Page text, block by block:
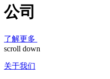
公司
了解更多
scroll down
关于我们